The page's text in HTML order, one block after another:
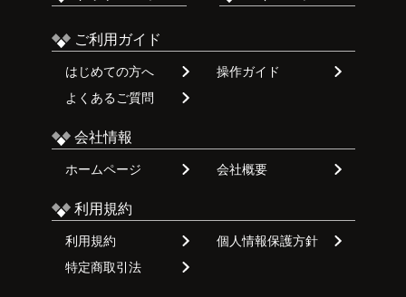
ご利用ガイド
はじめての方へ
操作ガイド
よくあるご質問
会社情報
ホームページ 会社概要
利用規約
利用規約
個人情報保護方針
特定商取引法